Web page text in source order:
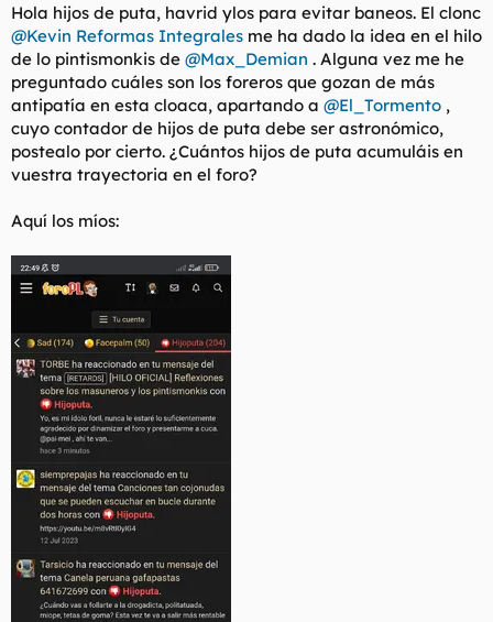
d
e
l
t
e
a
c
i
o
Hola hijos de puta, havrid ylos para evitar baneos. El clonc
@Kevin Reformas Integrales me ha dado la idea en el hilo
de lo pintismonkis de @Max_Demian . Alguna vez me he
preguntado cuáles son los foreros que gozan de más
antipatía en esta cloaca, apartando a @El_Tormento ,
cuyo contador de hijos de puta debe ser astronómico,
postealo por cierto. ¿Cuántos hijos de puta acumuláis en
vuestra trayectoria en el foro?
Aquí los míos: